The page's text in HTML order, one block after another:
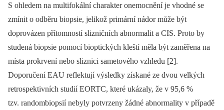
S ohledem na multifokální charakter onemocnění je vhodné se
zmínit o odběru biopsie, jelikož primární nádor může být
doprovázen přítomností slizničních abnormalit a CIS. Proto by
studená biopsie pomocí bioptických kleští měla být zaměřena na
místa prokrvení nebo sliznici sametového vzhledu [2].
Doporučení EAU reflektují výsledky získané ze dvou velkých
retrospektivních studií EORTC, které uká­zaly, že v 95,6 %
tzv. randombiopsií nebyly potvrzeny žádné abnormality v případě